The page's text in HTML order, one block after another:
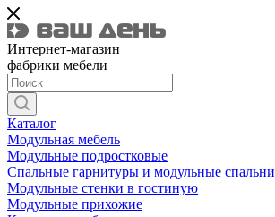
Интернет-магазин
фабрики мебели
Каталог
Модульная мебель
Модульные подростковые
Спальные гарнитуры и модульные спальни
Модульные стенки в гостиную
Модульные прихожие